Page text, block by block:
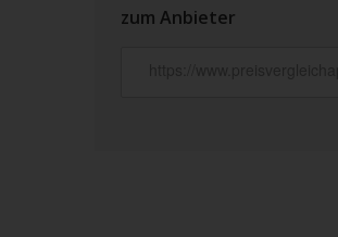
zum Anbieter